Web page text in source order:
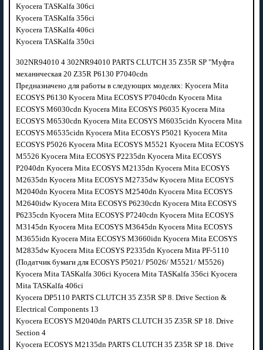
Kyocera TASKalfa 306ci
Kyocera TASKalfa 356ci
Kyocera TASKalfa 406ci
Kyocera TASKalfa 350ci
302NR94010 4 302NR94010 PARTS CLUTCH 35 Z35R SP "Муфта
механическая 20 Z35R P6130 P7040cdn
Предназначено для работы в следующих моделях: Kyocera Mita
ECOSYS P6130 Kyocera Mita ECOSYS P7040cdn Kyocera Mita
ECOSYS M6030cdn Kyocera Mita ECOSYS P6035 Kyocera Mita
ECOSYS M6530cdn Kyocera Mita ECOSYS M6035cidn Kyocera Mita
ECOSYS M6535cidn Kyocera Mita ECOSYS P5021 Kyocera Mita
ECOSYS P5026 Kyocera Mita ECOSYS M5521 Kyocera Mita ECOSYS
M5526 Kyocera Mita ECOSYS P2235dn Kyocera Mita ECOSYS
P2040dn Kyocera Mita ECOSYS M2135dn Kyocera Mita ECOSYS
M2635dn Kyocera Mita ECOSYS M2735dw Kyocera Mita ECOSYS
M2040dn Kyocera Mita ECOSYS M2540dn Kyocera Mita ECOSYS
M2640idw Kyocera Mita ECOSYS P6230cdn Kyocera Mita ECOSYS
P6235cdn Kyocera Mita ECOSYS P7240cdn Kyocera Mita ECOSYS
M3145dn Kyocera Mita ECOSYS M3645dn Kyocera Mita ECOSYS
M3655idn Kyocera Mita ECOSYS M3660idn Kyocera Mita ECOSYS
M2835dw Kyocera Mita ECOSYS P2335dn Kyocera Mita PF-5110
(Податчик бумаги для ECOSYS P5021/ P5026/ M5521/ M5526)
Kyocera Mita TASKalfa 306ci Kyocera Mita TASKalfa 356ci Kyocera
Mita TASKalfa 406ci
Kyocera DP5110 PARTS CLUTCH 35 Z35R SP 8. Drive Section &
Electrical Components 13
Kyocera ECOSYS M2040dn PARTS CLUTCH 35 Z35R SP 18. Drive
Section 4
Kyocera ECOSYS M2135dn PARTS CLUTCH 35 Z35R SP 18. Drive